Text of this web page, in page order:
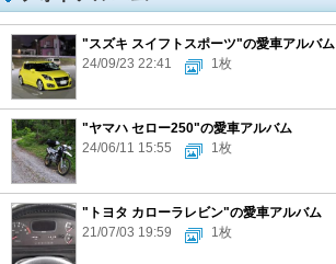
"スズキ スイフトスポーツ"の愛車アルバム
24/09/23 22:41
1枚
"ヤマハ セロー250"の愛車アルバム
24/06/11 15:55
1枚
"トヨタ カローラレビン"の愛車アルバム
21/07/03 19:59
1枚